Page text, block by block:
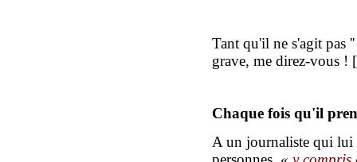
Tant qu'il ne s'agit pas
grave, me direz-vous !
Chaque fois qu'il
A un journaliste qui lui